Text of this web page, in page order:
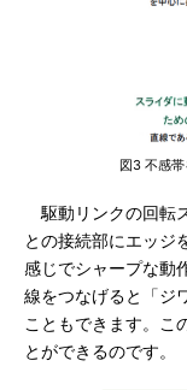
図3 不感
駆動リンクの回転
との接続部にエッジ
感じでシャープな動
線をつなげると「ジ
こともできます。こ
とができるのです。